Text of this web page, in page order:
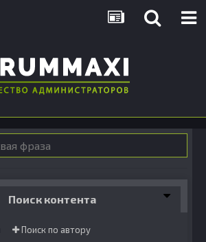
Поиск контента
Поиск по автору